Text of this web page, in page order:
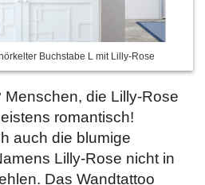
Buchstabe L mit Lilly-Rose
die Lilly-Rose
romantisch!
auch die blumige
Lilly-Rose nicht in
Das Wandtattoo